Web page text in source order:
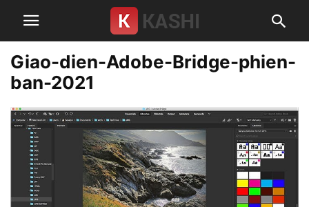
Giao-dien-Adobe-Bridge-phien-
ban-2021